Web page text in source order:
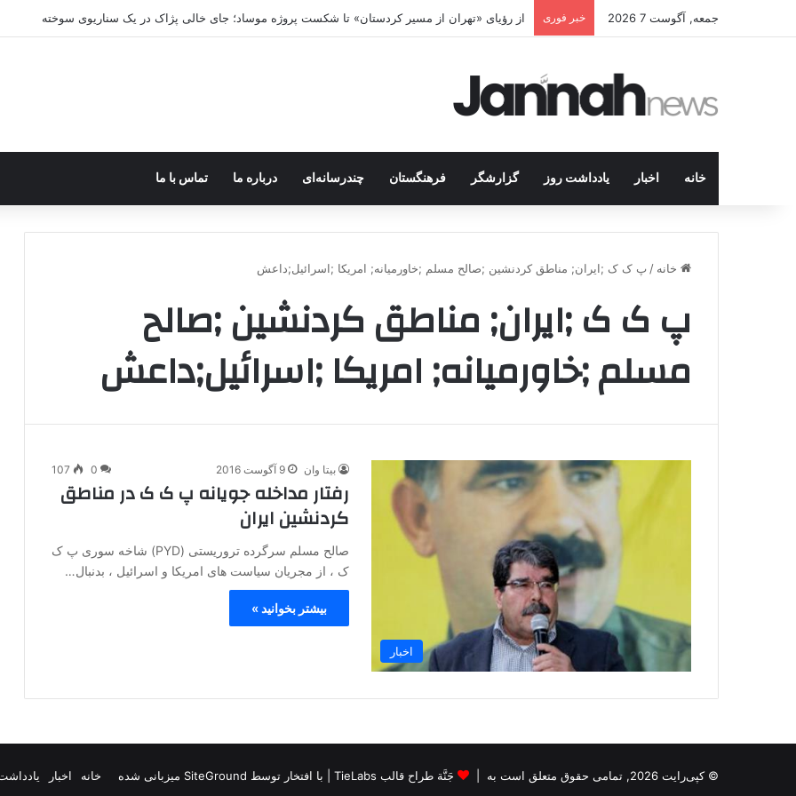
جمعه, آگوست 7 2026 خبر فوری از رؤیای «تهران از مسیر کردستان» تا شکست پروژه موساد؛ جای خالی پژاک در یک سناریوی سوخته
خانه اخبار یادداشت روز گزارشگر فرهنگستان چندرسانه‌ای درباره ما تماس با ما
خانه / پ ک ک ;ایران; مناطق کردنشین ;صالح مسلم ;خاورمیانه; امریکا ;اسرائیل;داعش
پ ک ک ;ایران; مناطق کردنشین ;صالح
مسلم ;خاورمیانه; امریکا ;اسرائیل;داعش
اخبار
بیتا وان 9 آگوست 2016 0
107
رفتار مداخله جویانه پ ک ک در مناطق
کردنشین ایران
صالح مسلم سرگرده تروریستی (PYD) شاخه سوری پ ک
ک ، از مجریان سیاست های امریکا و اسرائیل ، بدنبال…
بیشتر بخوانید »
© کپی‌رایت 2026, تمامی حقوق متعلق است به | جَنَّة طراح قالب TieLabs | با افتخار توسط SiteGround میزبانی شده خانه اخبار